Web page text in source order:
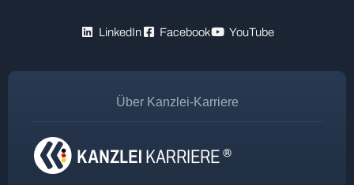
LinkedIn Facebook YouTube
Über Kanzlei-Karriere